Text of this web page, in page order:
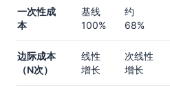
一次性成
本
基线
100%
约
68%
边际成本
（N次）
线性
增长
次线性
增长